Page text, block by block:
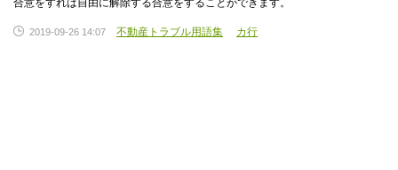
合意をすれば自由に解除する合意をすることができます。
2019-09-26 14:07 不動産トラブル用語集 カ行